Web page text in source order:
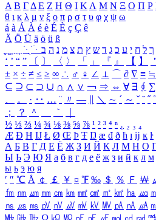
Α Β ΓΔ Ε Ζ Η Θ Ι ΚΛ Μ Ν Ξ Ο Π Ρ
θ ι κ λ μ ν ξ ο π ρ σ τ υ φ χ ψ ω
á à Á À é è É È ç Ç ê
Ä Ö Ü ä ö ü ß
ִֶֹ ֻּ ׁׂ ך ל ח י ע כ ג ד ש ץ ת צ מ נ ה ב
‘ ’ “ ” 〔 〕 〈 〉 「 」 『 』 【 】
± × ÷ ≠ ≤ ≥ ∞ ∴ ♂ ♀ ∠ ⊥ ⌒ ∂ ∇ ≡ ≒
⊆ ⊇ ⊂ ⊃ ∪ ∩ ∧ ∨ ￢ ⇒ ⇔ ∀ ∃ ∮ ∑
、
。 · ‥ … ¨ 〃 ― ＼ ∼ ´ ～ ˇ ˘ ˝ ˚
；
？ ＾ ｀
½ ⅓ ⅔ ¼ ¾ ⅛ ⅜ ⅝ ⅞ ¹ ² ³ ⁴ ⁿ ₁ ₂ ₃ ₄
Æ Ð Ħ Ĳ Ł Ø Œ Þ Ŧ Ŋ æ đ ð ħ ı ĳ ĸ ŀ
А Б В Г Д Е Ё Ж З И Й К Л М Н О
Ы Ь Э Ю Я а б в г д е ё ж з и й к л м
ы ь э ю я
′ ″ ℃ Å ￠ ￡ ￥ ¤ ℉ ‰ ＄ ％ Ｆ ￦
㎙ ㎚ ㎛ ㎜ ㎝ ㎞ ㎟ ㎠ ㎡ ㎢ ㏊ ㎍
㎱ ㎲ ㎳ ㎴ ㎵ ㎶ ㎷ ㎸ ㎹ ㎀ ㎁ ㎂